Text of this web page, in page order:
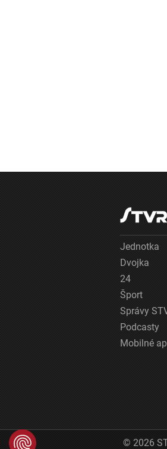
Jednotka
Dvojka
24
Šport
Správy
Podcasty
Mobilné
© 2026